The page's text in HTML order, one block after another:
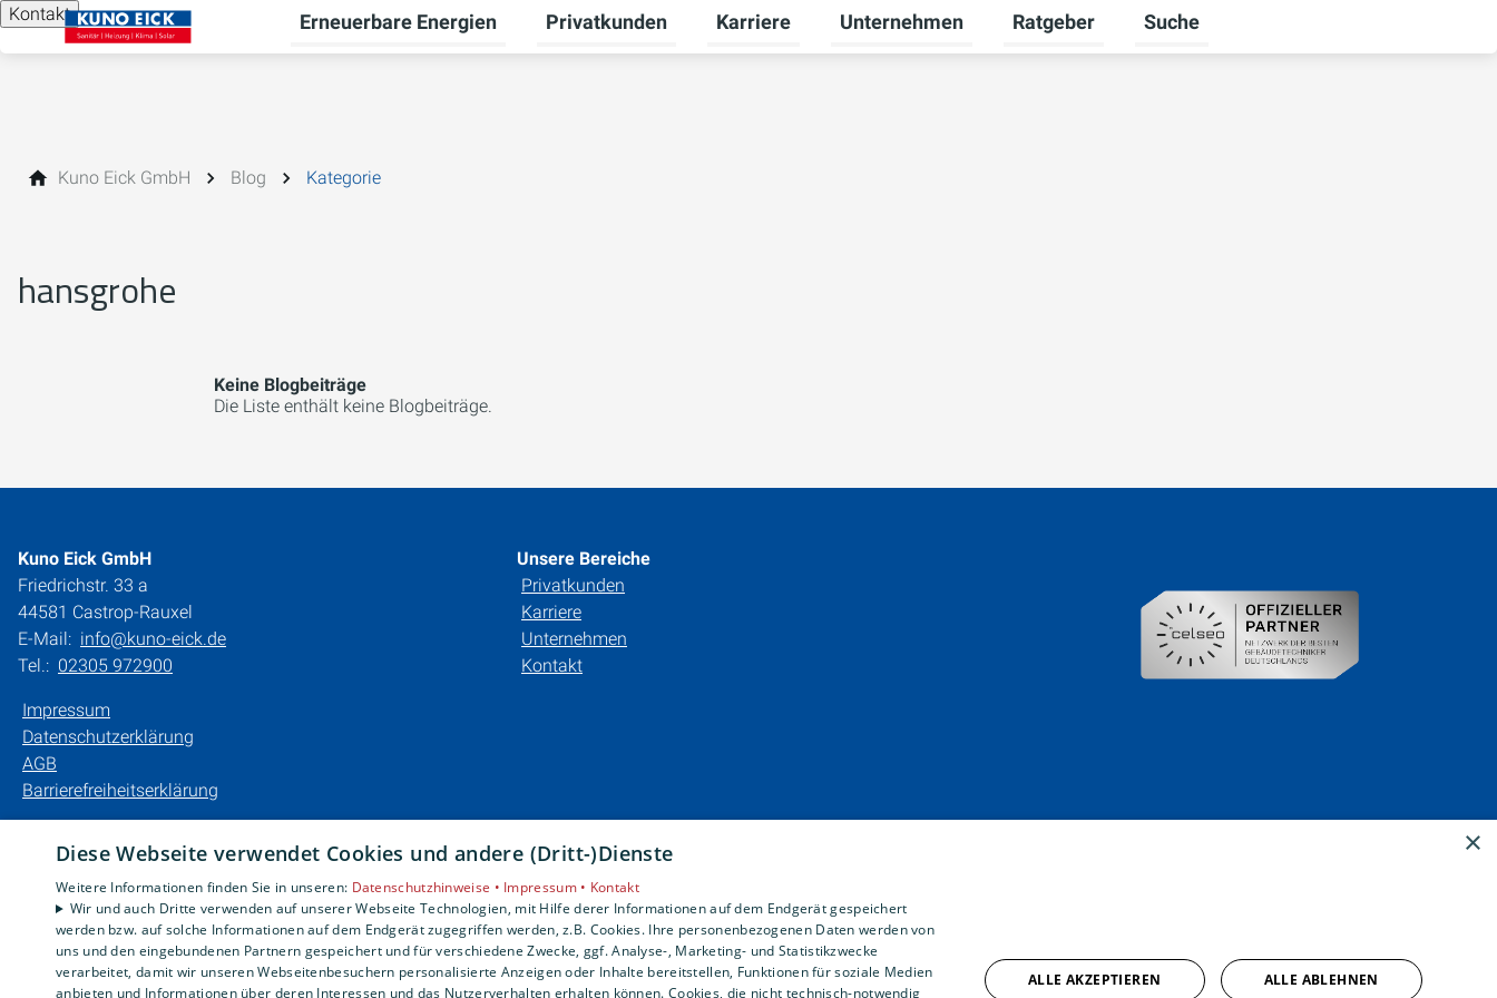
Kontakt Erneuerbare Energien
Untermenü für Erneuerbare Energien umschalten
Privatkunden
Untermenü für Privatkunden umschalten
Karriere
Untermenü für Karriere umschalten
Unternehmen
Untermenü für Unternehmen umschalten
Ratgeber
Untermenü für Ratgeber umschalten
Suche
Kuno Eick GmbH Blog Kategorie
hansgrohe
Keine Blogbeiträge
Die Liste enthält keine Blogbeiträge.
Kuno Eick GmbH
Friedrichstr. 33 a
44581 Castrop-Rauxel
E-Mail: info@kuno-eick.de
Tel.: 02305 972900
Impressum
Datenschutzerklärung
AGB
Barrierefreiheitserklärung
Unsere Bereiche
Privatkunden
Karriere
Unternehmen
Kontakt
×
Diese Webseite verwendet Cookies und andere (Dritt-)Dienste
Weitere Informationen finden Sie in unseren: Datenschutzhinweise • Impressum • Kontakt
Wir und auch Dritte verwenden auf unserer Webseite Technologien, mit Hilfe derer Informationen auf dem Endgerät gespeichert
werden bzw. auf solche Informationen auf dem Endgerät zugegriffen werden, z.B. Cookies. Ihre personenbezogenen Daten werden von
uns und den eingebundenen Partnern gespeichert und für verschiedene Zwecke, ggf. Analyse-, Marketing- und Statistikzwecke
verarbeitet, damit wir unseren Webseitenbesuchern personalisierte Anzeigen oder Inhalte bereitstellen, Funktionen für soziale Medien
anbieten und Informationen über deren Interessen und das Nutzerverhalten erhalten können. Cookies, die nicht technisch-notwendig
ALLE AKZEPTIEREN ALLE ABLEHNEN